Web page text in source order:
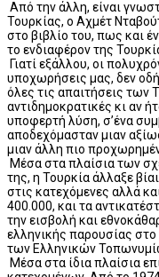
Από την άλλη, είναι
Τουρκίας, ο Αχμέτ
στο βιβλίο του, πως και
το ενδιαφέρον της
Γιατί εξάλλου, οι
υποχωρήσεις μας, δεν
όλες τις απαιτήσεις των
αντιδημοκρατικές κι αν
υποφερτή λύση, σ’ένα
αποδεχόμασταν μιαν
μιαν άλλη πιο
Μέσα στα πλαίσια των
της, η Τουρκία άλλαξε
στις κατεχόμενες αλλά
400.000, και τα
την εισβολή και
ελληνικής παρουσίας
των Ελληνικών
Μέσα στα ίδια πλαίσια